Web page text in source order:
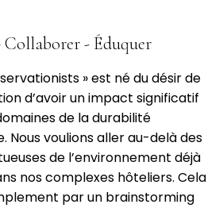
Collaborer - Éduquer
» est né du désir de
d’avoir un impact significatif
de la durabilité
Nous voulions aller au-delà des
de l’environnement déjà
nos complexes hôteliers. Cela
par un brainstorming